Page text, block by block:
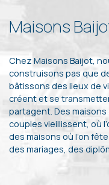
Maisons
Chez Maisons Baijot,
construisons pas que
bâtissons des lieux de
créent et se
partagent. Des
couples vieillissent, où
des maisons où l’on
des mariages, des